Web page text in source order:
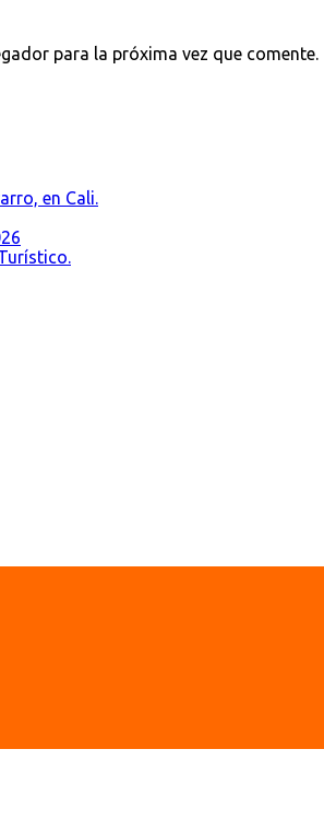
para la próxima vez que comente.
en Cali.